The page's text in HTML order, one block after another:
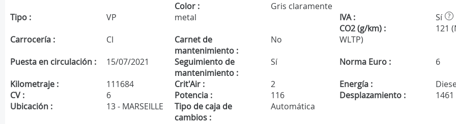
Tipo : VP
Color :
Gris claramente
metal
IVA : Sí ?
Carrocería : CI
Carnet de
mantenimiento :
No
CO2 (g/km) :
121
WLTP)
Puesta en circulación :
15/07/2021
Seguimiento de
mantenimiento :
Sí Norma Euro :
6
Kilometraje :
111684 Crit'Air : 2 Energía :
CV :
6 Potencia : 116 Desplazamiento :
1461
Ubicación :
13 - MARSEILLE
Tipo de caja de
cambios :
Automática